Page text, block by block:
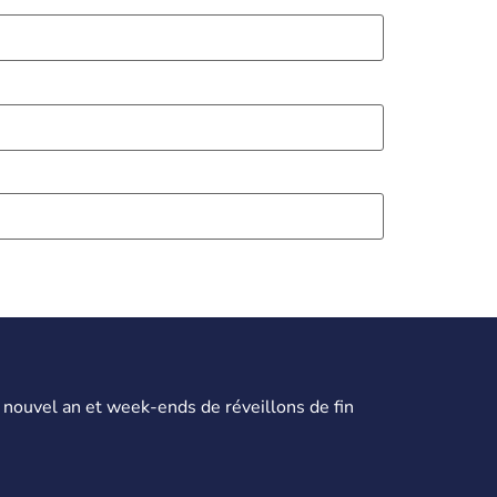
an et week-ends de réveillons de fin